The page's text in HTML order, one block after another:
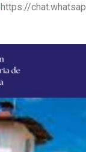
https://